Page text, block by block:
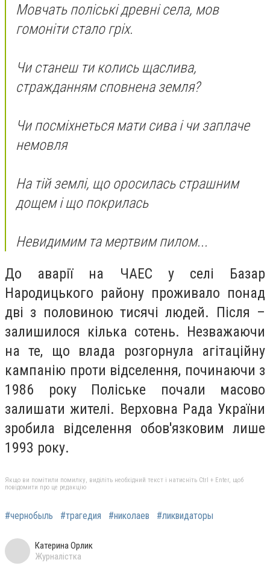
Мовчать поліські древні села, мов
гомоніти стало гріх.
Чи станеш ти колись щаслива,
стражданням сповнена земля?
Чи посміхнеться мати сива і чи заплаче
немовля
На тій землі, що оросилась страшним
дощем і що покрилась
Невидимим та мертвим пилом...
До аварії на ЧАЕС у селі Базар
Народицького району проживало понад
дві з половиною тисячі людей. Після –
залишилося кілька сотень. Незважаючи
на те, що влада розгорнула агітаційну
кампанію проти відселення, починаючи з
1986 року Поліське почали масово
залишати жителі. Верховна Рада України
зробила відселення обов'язковим лише
1993 року.
Якщо ви помітили помилку, виділіть необхідний текст і натисніть Ctrl + Enter, щоб
повідомити про це редакцію
#чернобыль #трагедия #николаев #ликвидаторы
Катерина Орлик
Журналістка